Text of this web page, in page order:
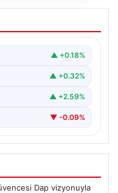
ne zaman
Sandığı
▲ +0.18%
▲ +0.32%
▲ +2.59%
▼ -0.09%
Dap vizyonuyla